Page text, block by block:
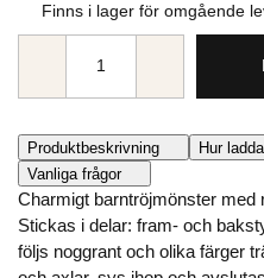
Finns i lager för omgående
Produktbeskrivning
Hur
Vanliga frågor
Charmigt barntröjmönster med
Stickas i delar: fram- och
följs noggrant och olika färger